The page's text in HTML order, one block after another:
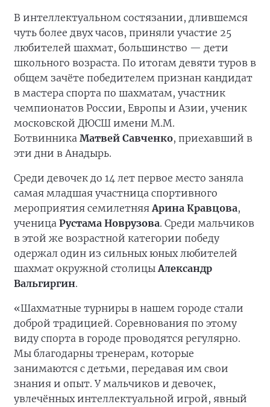
В интеллектуальном состязании, длившемся
чуть более двух часов, приняли участие 25
любителей шахмат, большинство — дети
школьного возраста. По итогам девяти туров в
общем зачёте победителем признан кандидат
в мастера спорта по шахматам, участник
чемпионатов России, Европы и Азии, ученик
московской ДЮСШ имени М.М.
Ботвинника Матвей Савченко, приехавший в
эти дни в Анадырь.
Среди девочек до 14 лет первое место заняла
самая младшая участница спортивного
мероприятия семилетняяАрина Кравцова,
ученица Рустама Новрузова. Среди мальчиков
в этой же возрастной категории победу
одержал один из сильных юных любителей
шахмат окружной столицыАлександр
Вальгиргин.
«Шахматные турниры в нашем городе стали
доброй традицией. Соревнования по этому
виду спорта в городе проводятся регулярно.
Мы благодарны тренерам, которые
занимаются с детьми, передавая им свои
знания и опыт. У мальчиков и девочек,
увлечённых интеллектуальной игрой, явный